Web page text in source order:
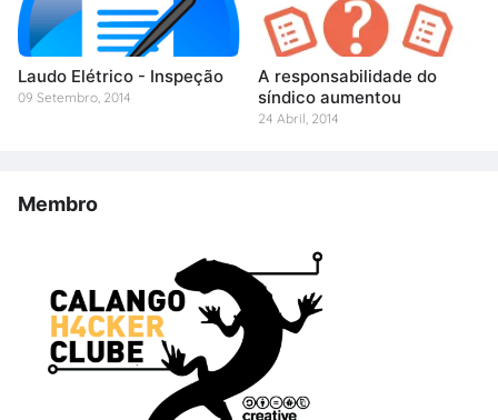
Laudo Elétrico - Inspeção
09 Setembro, 2014
A responsabilidade do
síndico aumentou
24 Abril, 2014
Membro